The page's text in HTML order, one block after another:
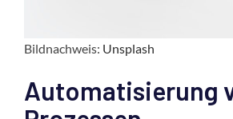
Bildnachweis: Unsplash
Automatisierung